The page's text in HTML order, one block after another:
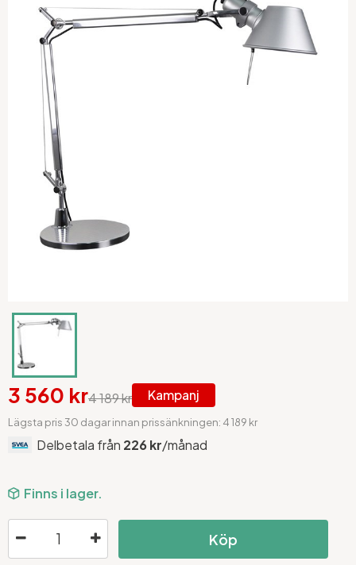
3 560 kr4 189 kr Kampanj
Lägsta pris 30 dagar innan prissänkningen: 4 189 kr
Delbetala från 226 kr/månad
Finns i lager.
Köp